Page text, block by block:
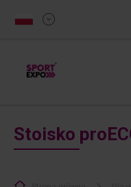
Stoisko